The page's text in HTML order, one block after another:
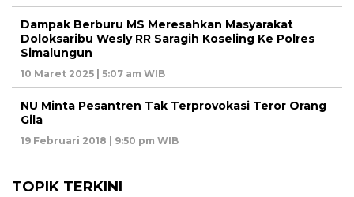
Dampak Berburu MS Meresahkan Masyarakat
Doloksaribu Wesly RR Saragih Koseling Ke Polres
Simalungun
10 Maret 2025 | 5:07 am WIB
NU Minta Pesantren Tak Terprovokasi Teror Orang
Gila
19 Februari 2018 | 9:50 pm WIB
TOPIK TERKINI